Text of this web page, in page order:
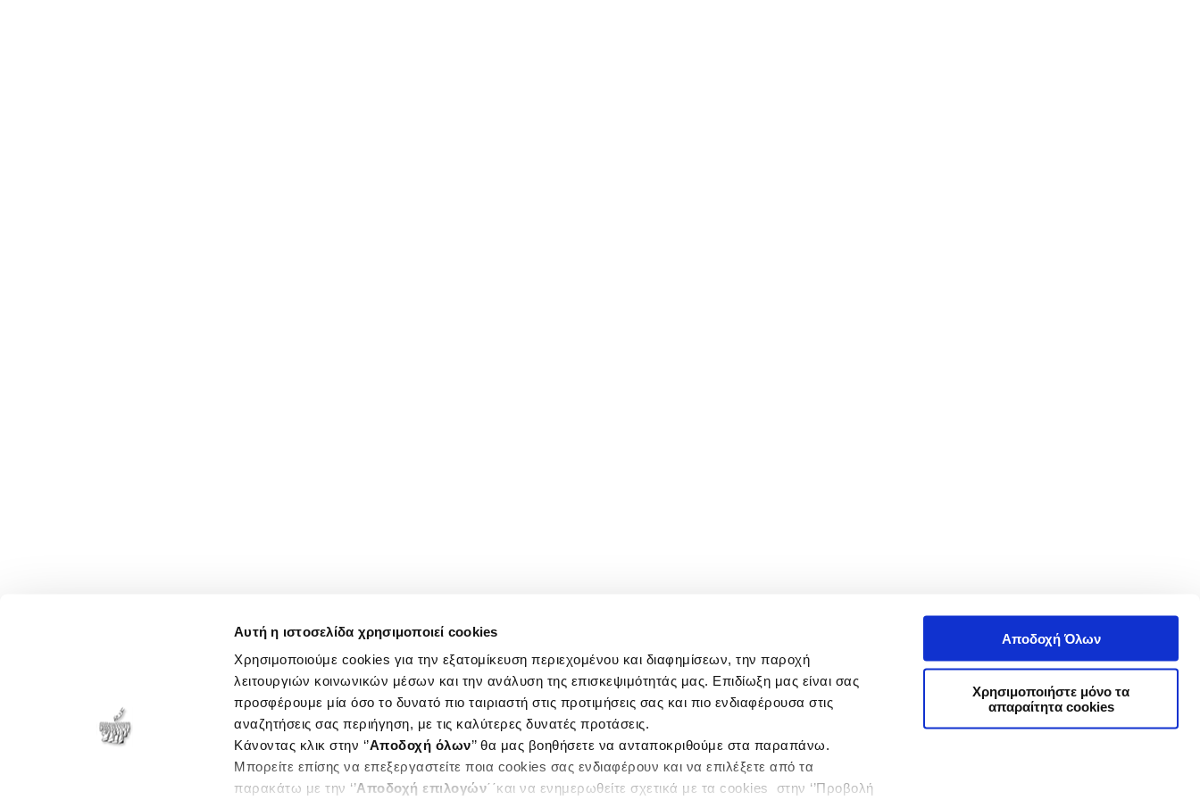
Αυτή η ιστοσελίδα χρησιμοποιεί cookies
Χρησιμοποιούμε cookies για την εξατομίκευση περιεχομένου και διαφημίσεων, την παροχή
λειτουργιών κοινωνικών μέσων και την ανάλυση της επισκεψιμότητάς μας. Επιδίωξη μας είναι σας
προσφέρουμε μία όσο το δυνατό πιο ταιριαστή στις προτιμήσεις σας και πιο ενδιαφέρουσα στις
αναζητήσεις σας περιήγηση, με τις καλύτερες δυνατές προτάσεις.
Κάνοντας κλικ στην ‘’Αποδοχή όλων’’ θα μας βοηθήσετε να ανταποκριθούμε στα παραπάνω.
Μπορείτε επίσης να επεξεργαστείτε ποια cookies σας ενδιαφέρουν και να επιλέξετε από τα
παρακάτω με την ‘’Αποδοχή επιλογών΄΄και να ενημερωθείτε σχετικά με τα cookies στην ‘’Προβολή
Αποδοχή Όλων
Χρησιμοποιήστε μόνο τα
απαραίτητα cookies